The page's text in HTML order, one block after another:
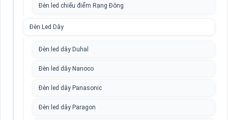
Đèn led chiếu điểm Rạng Đông
Đèn Led Dây
Đèn led dây Duhal
Đèn led dây Nanoco
Đèn led dây Panasonic
Đèn led dây Paragon